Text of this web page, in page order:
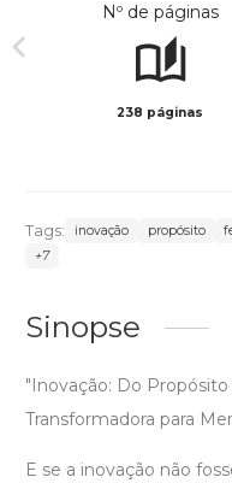
Nº de páginas
238 páginas
Tags: inovação propósito
+7
Sinopse
"Inovação: Do
Transformadora para
E se a inovação não